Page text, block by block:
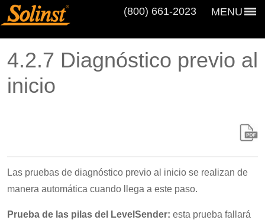
MENU
(800) 661‑2023
4.2.7 Diagnóstico previo al
inicio
Las pruebas de diagnóstico previo al inicio se realizan de
manera automática cuando llega a este paso.
Prueba de las pilas del LevelSender: esta prueba fallará